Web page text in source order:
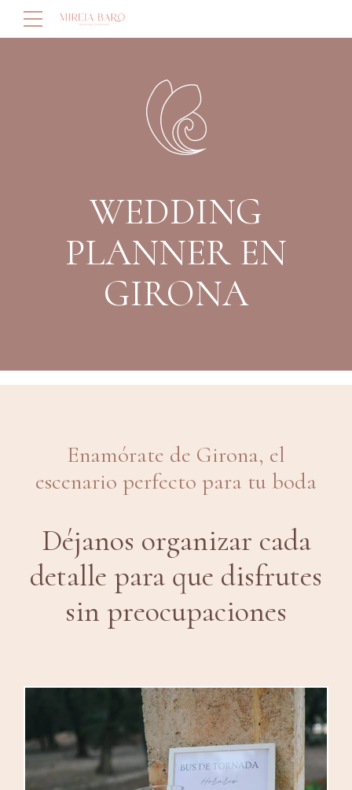
WEDDING
PLANNER EN
GIRONA
Enamórate de Girona, el
escenario perfecto para tu boda
Déjanos organizar cada
detalle para que disfrutes
sin preocupaciones